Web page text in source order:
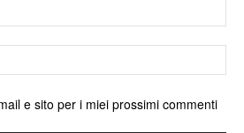
e sito per i miei prossimi commenti